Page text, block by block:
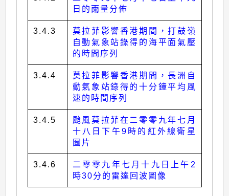
日的雨量分佈
3.4.3
莫拉菲影響香港期間，打鼓嶺
自動氣象站錄得的海平面氣壓
的時間序列
3.4.4
莫拉菲影響香港期間，長洲自
動氣象站錄得的十分鐘平均風
速的時間序列
3.4.5
颱風莫拉菲在二零零九年七月
十八日下午9時的紅外線衛星
圖片
3.4.6
二零零九年七月十九日上午2
時30分的雷達回波圖像